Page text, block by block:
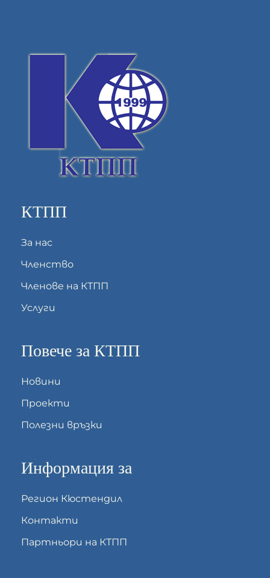
КТПП
За нас
Членство
Членове на КТПП
Услуги
Повече за КТПП
Новини
Проекти
Полезни връзки
Информация за
Регион Кюстендил
Контакти
Партньори на КТПП